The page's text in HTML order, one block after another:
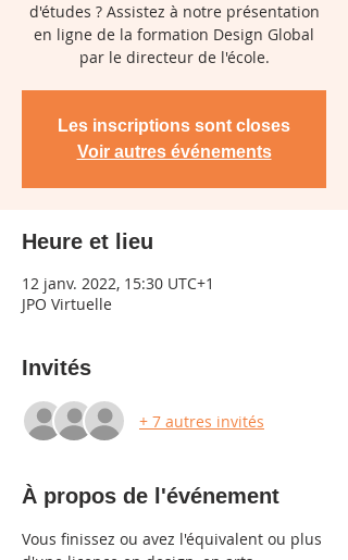
d'études ? Assistez à notre présentation
en ligne de la formation Design Global
par le directeur de l'école.
Les inscriptions sont closes
Voir autres événements
Heure et lieu
12 janv. 2022, 15:30 UTC+1
JPO Virtuelle
Invités
+ 7 autres invités
À propos de l'événement
Vous finissez ou avez l'équivalent ou plus